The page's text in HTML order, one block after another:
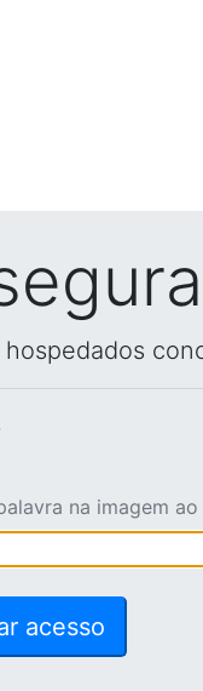
na imagem